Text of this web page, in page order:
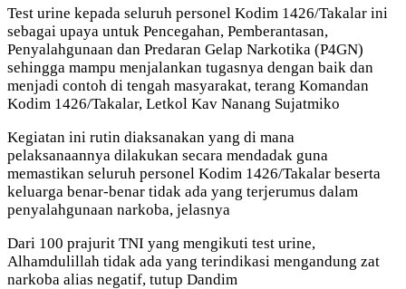
Test urine kepada seluruh personel Kodim 1426/Takalar ini
sebagai upaya untuk Pencegahan, Pemberantasan,
Penyalahgunaan dan Predaran Gelap Narkotika (P4GN)
sehingga mampu menjalankan tugasnya dengan baik dan
menjadi contoh di tengah masyarakat, terang Komandan
Kodim 1426/Takalar, Letkol Kav Nanang Sujatmiko
Kegiatan ini rutin diaksanakan yang di mana
pelaksanaannya dilakukan secara mendadak guna
memastikan seluruh personel Kodim 1426/Takalar beserta
keluarga benar-benar tidak ada yang terjerumus dalam
penyalahgunaan narkoba, jelasnya
Dari 100 prajurit TNI yang mengikuti test urine,
Alhamdulillah tidak ada yang terindikasi mengandung zat
narkoba alias negatif, tutup Dandim